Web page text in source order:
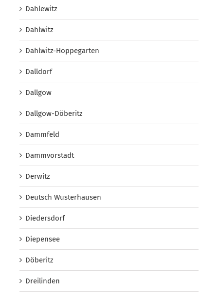
Dahlewitz
Dahlwitz
Dahlwitz-Hoppegarten
Dalldorf
Dallgow
Dallgow-Döberitz
Dammfeld
Dammvorstadt
Derwitz
Deutsch Wusterhausen
Diedersdorf
Diepensee
Döberitz
Dreilinden